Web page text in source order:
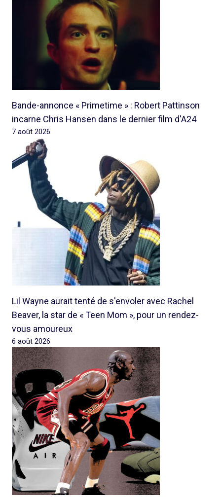
Bande-annonce « Primetime » : Robert Pattinson
incarne Chris Hansen dans le dernier film d'A24
7 août 2026
Lil Wayne aurait tenté de s'envoler avec Rachel
Beaver, la star de « Teen Mom », pour un rendez-
vous amoureux
6 août 2026